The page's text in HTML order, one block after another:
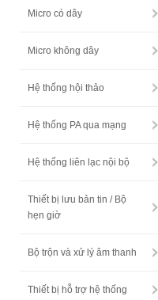
Micro có dây
Micro không dây
Hệ thống hội thảo
Hệ thống PA qua mạng
Hệ thống liên lạc nội bộ
Thiết bị lưu bản tin / Bộ
hẹn giờ
Bộ trộn và xử lý âm thanh
Thiết bị hỗ trợ hệ thống